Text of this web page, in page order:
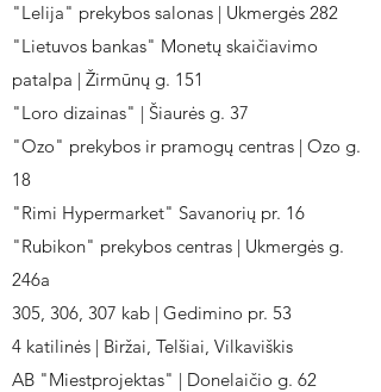
"Lelija" prekybos salonas | Ukmergės 282
"Lietuvos bankas" Monetų skaičiavimo
patalpa | Žirmūnų g. 151
"Loro dizainas" | Šiaurės g. 37
"Ozo" prekybos ir pramogų centras | Ozo g.
18
"Rimi Hypermarket" Savanorių pr. 16
"Rubikon" prekybos centras | Ukmergės g.
246a
305, 306, 307 kab | Gedimino pr. 53
4 katilinės | Biržai, Telšiai, Vilkaviškis
AB "Miestprojektas" | Donelaičio g. 62